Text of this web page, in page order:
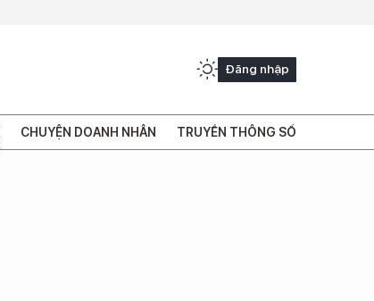
Đăng nhập
CHUYỆN DOANH NHÂN TRUYỀN THÔNG SỐ